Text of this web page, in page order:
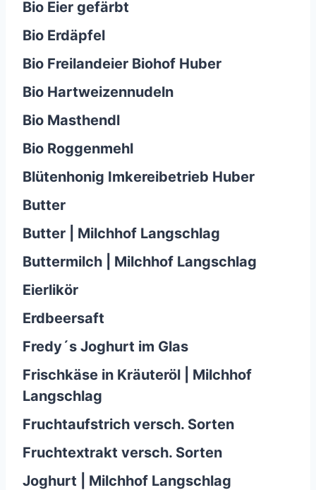
Bio Eier gefärbt
Bio Erdäpfel
Bio Freilandeier Biohof Huber
Bio Hartweizennudeln
Bio Masthendl
Bio Roggenmehl
Blütenhonig Imkereibetrieb Huber
Butter
Butter | Milchhof Langschlag
Buttermilch | Milchhof Langschlag
Eierlikör
Erdbeersaft
Fredy´s Joghurt im Glas
Frischkäse in Kräuteröl | Milchhof
Langschlag
Fruchtaufstrich versch. Sorten
Fruchtextrakt versch. Sorten
Joghurt | Milchhof Langschlag